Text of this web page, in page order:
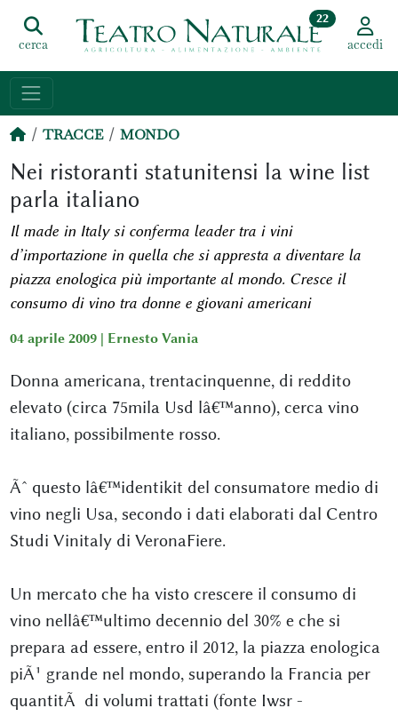
cerca
22
accedi
TRACCE MONDO
Nei ristoranti statunitensi la wine list
parla italiano
Il made in Italy si conferma leader tra i vini
d’importazione in quella che si appresta a diventare la
piazza enologica più importante al mondo. Cresce il
consumo di vino tra donne e giovani americani
04 aprile 2009 | Ernesto Vania
Donna americana, trentacinquenne, di reddito
elevato (circa 75mila Usd lâ€™anno), cerca vino
italiano, possibilmente rosso.
Ãˆ questo lâ€™identikit del consumatore medio di
vino negli Usa, secondo i dati elaborati dal Centro
Studi Vinitaly di VeronaFiere.
Un mercato che ha visto crescere il consumo di
vino nellâ€™ultimo decennio del 30% e che si
prepara ad essere, entro il 2012, la piazza enologica
piÃ¹ grande nel mondo, superando la Francia per
quantitÃ di volumi trattati (fonte Iwsr -